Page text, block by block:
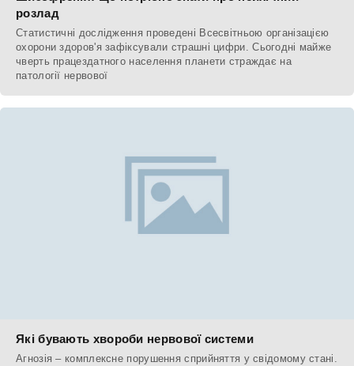
розлад
Статистичні дослідження проведені Всесвітньою організацією
охорони здоров'я зафіксували страшні цифри. Сьогодні майже
чверть працездатного населення планети страждає на
патології нервової
Які бувають хвороби нервової системи
Агнозія – комплексне порушення сприйняття у свідомому стані.